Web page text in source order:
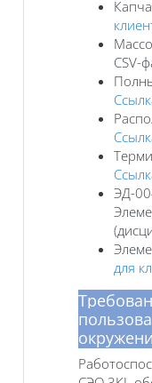
CSV-
ЭД-
для